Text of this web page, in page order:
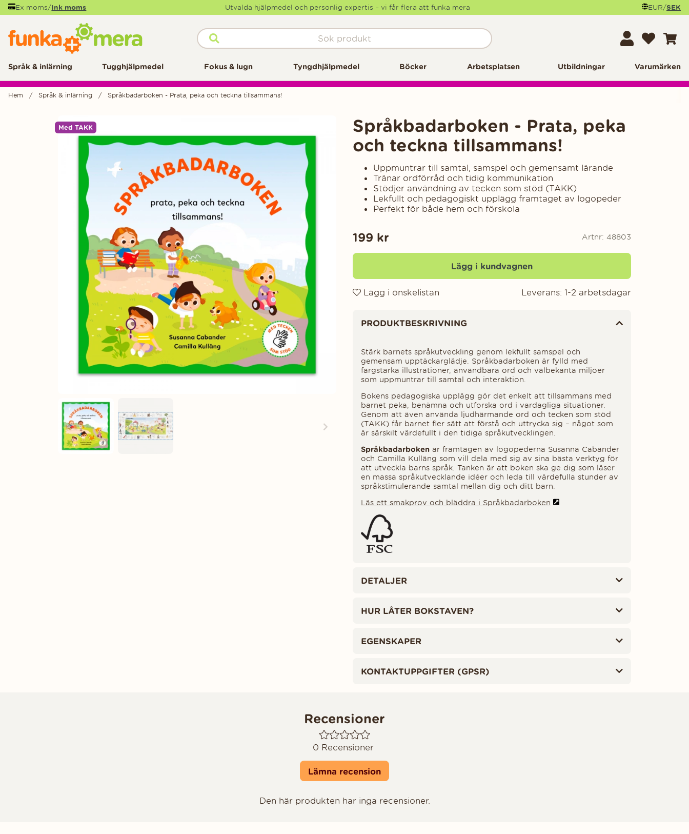
Ex moms/Ink moms Utvalda hjälpmedel och personlig expertis – vi får flera att funka mera EUR/SEK
Språk & inlärning Tugghjälpmedel Fokus & lugn Tyngdhjälpmedel Böcker Arbetsplatsen Utbildningar Varumärken
Hem Språk & inlärning Språkbadarboken - Prata, peka och teckna tillsammans!
Med TAKK
Produktbilder
Språkbadarboken - Prata, peka
och teckna tillsammans!
Uppmuntrar till samtal, samspel och gemensamt lärande
Tränar ordförråd och tidig kommunikation
Stödjer användning av tecken som stöd (TAKK)
Lekfullt och pedagogiskt upplägg framtaget av logopeder
Perfekt för både hem och förskola
199 kr Artnr: 48803
Lägg i kundvagnen
Lägg i önskelistan Leverans: 1-2 arbetsdagar
PRODUKTBESKRIVNING
Stärk barnets språkutveckling genom lekfullt samspel och
gemensam upptäckarglädje. Språkbadarboken är fylld med
färgstarka illustrationer, användbara ord och välbekanta miljöer
som uppmuntrar till samtal och interaktion.
Bokens pedagogiska upplägg gör det enkelt att tillsammans med
barnet peka, benämna och utforska ord i vardagliga situationer.
Genom att även använda ljudhärmande ord och tecken som stöd
(TAKK) får barnet fler sätt att förstå och uttrycka sig – något som
är särskilt värdefullt i den tidiga språkutvecklingen.
Språkbadarboken är framtagen av logopederna Susanna Cabander
och Camilla Kulläng som vill dela med sig av sina bästa verktyg för
att utveckla barns språk. Tanken är att boken ska ge dig som läser
en massa språkutvecklande idéer och leda till värdefulla stunder av
språkstimulerande samtal mellan dig och ditt barn.
Läs ett smakprov och bläddra i Språkbadarboken
DETALJER
HUR LÅTER BOKSTAVEN?
EGENSKAPER
KONTAKTUPPGIFTER (GPSR)
Recensioner
0 Recensioner
Lämna recension
Den här produkten har inga recensioner.